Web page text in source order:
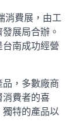
消費展，由工
展局合辦。
南成功經營
，多數廠商
費者的喜
特的產品以